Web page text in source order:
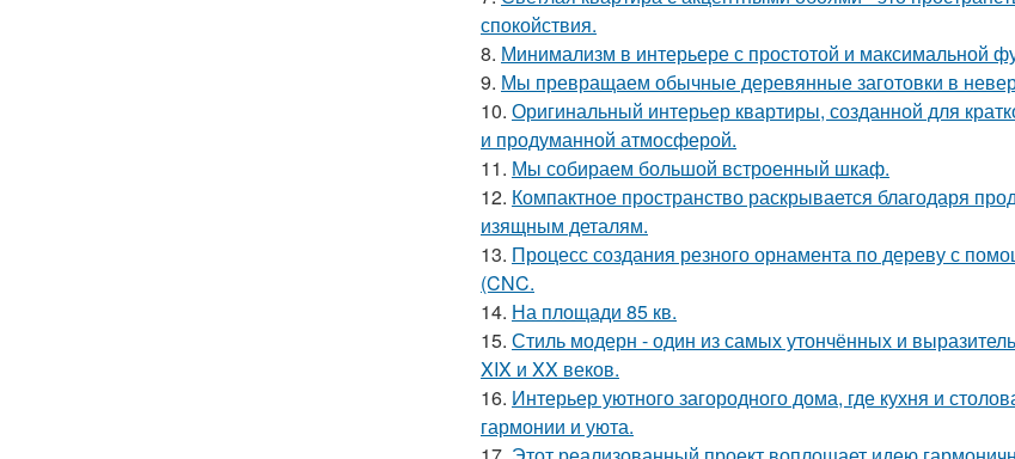
спокойствия.
8. Минимализм в интерьере с простотой и максимальной
9. Мы превращаем обычные деревянные заготовки в
10. Оригинальный интерьер квартиры, созданной для
и продуманной атмосферой.
11. Мы собираем большой встроенный шкаф.
12. Компактное пространство раскрывается благодаря
изящным деталям.
13. Процесс создания резного орнамента по дереву с
(CNC.
14. На площади 85 кв.
15. Стиль модерн - один из самых утончённых и
XIX и XX веков.
16. Интерьер уютного загородного дома, где кухня и
гармонии и уюта.